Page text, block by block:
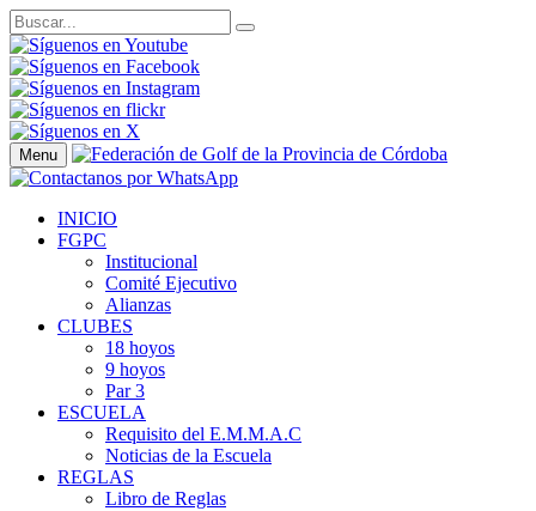
Menu
INICIO
FGPC
Institucional
Comité Ejecutivo
Alianzas
CLUBES
18 hoyos
9 hoyos
Par 3
ESCUELA
Requisito del E.M.M.A.C
Noticias de la Escuela
REGLAS
Libro de Reglas